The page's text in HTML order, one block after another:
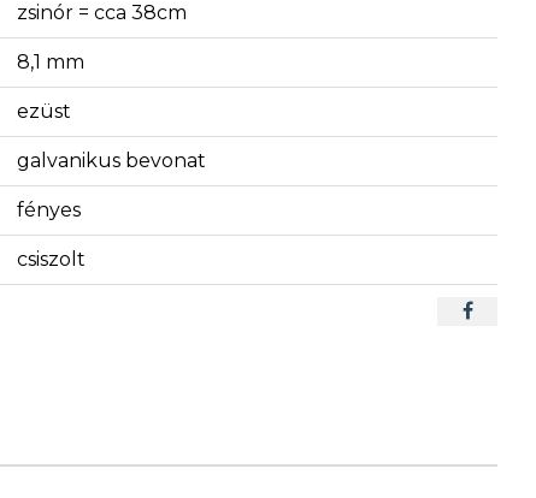
zsinór = cca 38cm
8,1 mm
ezüst
galvanikus bevonat
fényes
csiszolt